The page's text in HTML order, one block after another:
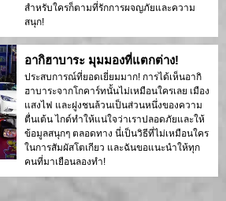
สำหรับใครก็ตามที่รักการผจญภัยและความ
สนุก!
อากิฮาบาระ มุมมองที่แตกต่าง!
ประสบการณ์ที่ยอดเยี่ยมมาก! การได้เห็นอากิ
ฮาบาระจากโกคาร์ทนั้นไม่เหมือนใครเลย เมือง
แสงไฟ และฝูงชนล้วนเป็นส่วนหนึ่งของความ
ตื่นเต้น ไกด์ทำให้แน่ใจว่าเราปลอดภัยและให้
ข้อมูลสนุกๆ ตลอดทาง นี่เป็นวิธีที่ไม่เหมือนใคร
ในการสัมผัสโตเกียว และฉันขอแนะนำให้ทุก
คนที่มาเยือนลองทำ!